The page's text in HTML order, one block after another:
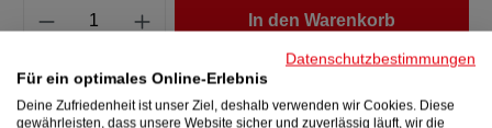
Produkt Anzahl: Gib den gewünschten
In den Warenkorb
Zum Merkzettel hinzufügen
Produktnummer:42494
Datenschutzbestimmungen
Für ein optimales Online-Erlebnis
Deine Zufriedenheit ist unser Ziel, deshalb verwenden wir Cookies. Diese
gewährleisten, dass unsere Website sicher und zuverlässig läuft, wir die